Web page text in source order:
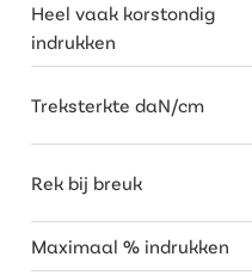
Heel vaak korstondig
indrukken
Treksterkte daN/cm
Rek bij breuk
Maximaal % indrukken